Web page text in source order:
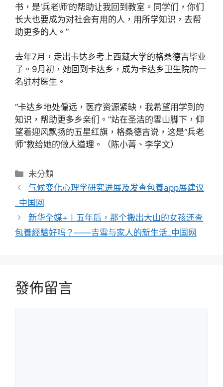
书，是‘兵老师’的帮助让我回到教室。同学们，你们
长大也要成为对社会有用的人，用所学知识，去帮
助更多的人。”
去年7月，走出卡达乡考上西藏大学的格桑德吉毕业
了。9月初，她回到卡达乡，成为卡达乡卫生院的一
名驻村医生。
“卡达乡地处偏远，医疗资源紧缺，我希望用学到的
知识，帮助更多乡亲们。”站在圣洁的雪山脚下，仰
望着迎风飘扬的五星红旗，格桑德吉说，这是“兵老
师”教给她的做人道理。（陈小菁、李学文）
分
類
未分類
气候变化心理学研究进展及发查包養app展建议
_中国网
新华全媒+丨五年后，那个搬出大山的女孩还查
包養經驗好吗？——吉雪与家人的新生活_中国网
發佈留言